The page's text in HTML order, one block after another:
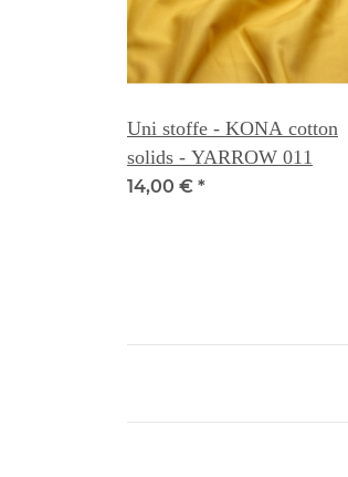
Uni stoffe - KONA cotton
solids - YARROW 011
14,00 € *